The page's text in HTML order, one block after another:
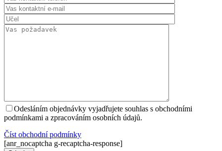
Odesláním objednávky vyjadřujete souhlas s obchodními
podmínkami a zpracováním osobních údajů.
Číst оbchodní podmínky
[anr_nocaptcha g-recaptcha-response]